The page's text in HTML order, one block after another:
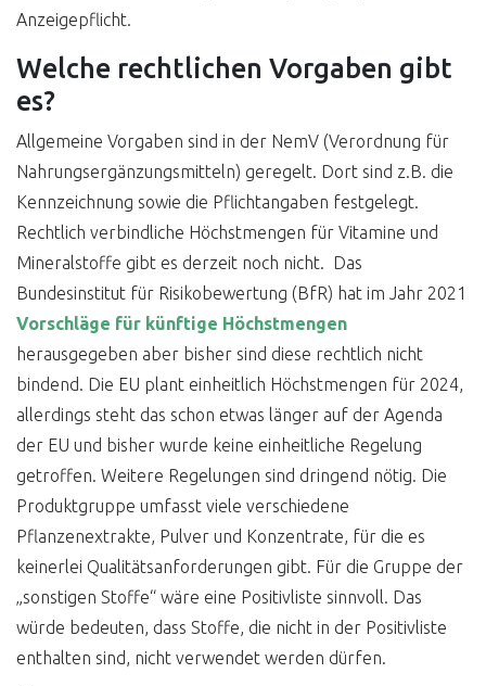
Anzeigepflicht.
Welche rechtlichen Vorgaben gibt
es?
Allgemeine Vorgaben sind in der NemV (Verordnung für
Nahrungsergänzungsmitteln) geregelt. Dort sind z.B. die
Kennzeichnung sowie die Pflichtangaben festgelegt.
Rechtlich verbindliche Höchstmengen für Vitamine und
Mineralstoffe gibt es derzeit noch nicht. Das
Bundesinstitut für Risikobewertung (BfR) hat im Jahr 2021
Vorschläge für künftige Höchstmengen
herausgegeben aber bisher sind diese rechtlich nicht
bindend. Die EU plant einheitlich Höchstmengen für 2024,
allerdings steht das schon etwas länger auf der Agenda
der EU und bisher wurde keine einheitliche Regelung
getroffen. Weitere Regelungen sind dringend nötig. Die
Produktgruppe umfasst viele verschiedene
Pflanzenextrakte, Pulver und Konzentrate, für die es
keinerlei Qualitätsanforderungen gibt. Für die Gruppe der
„sonstigen Stoffe“ wäre eine Positivliste sinnvoll. Das
würde bedeuten, dass Stoffe, die nicht in der Positivliste
enthalten sind, nicht verwendet werden dürfen.